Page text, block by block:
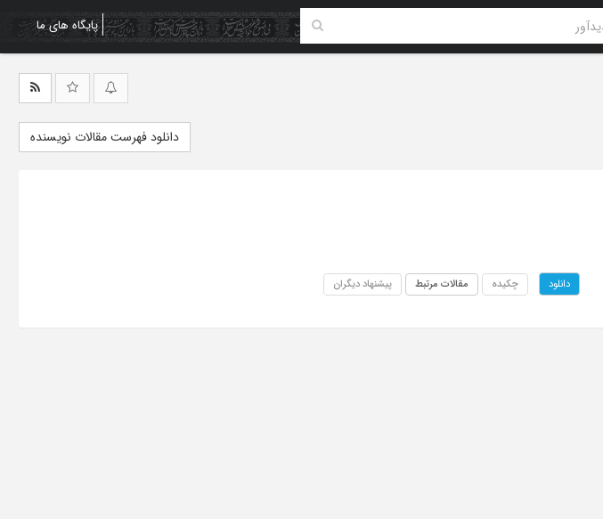
پایگاه های ما
دانلود فهرست مقالات نویسنده
دانلود چکیده مقالات مرتبط پیشنهاد دیگران